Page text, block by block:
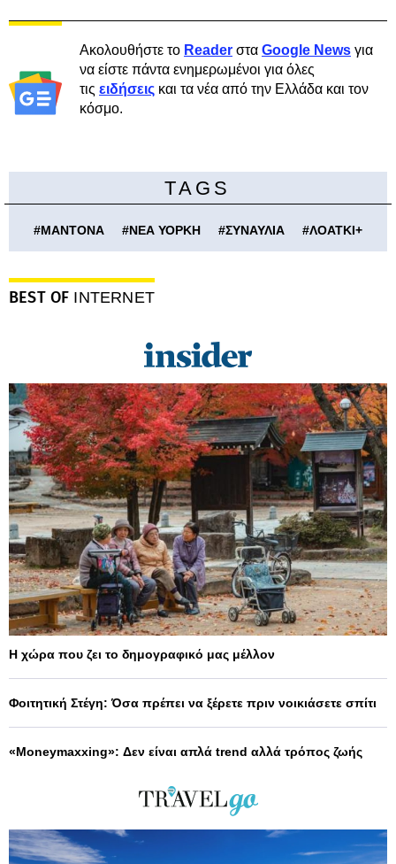
Ακολουθήστε το Reader στα Google News για
να είστε πάντα ενημερωμένοι για όλες
τις ειδήσεις και τα νέα από την Ελλάδα και τον
κόσμο.
TAGS
#ΜΑΝΤΟΝΑ #ΝΕΑ ΥΟΡΚΗ #ΣΥΝΑΥΛΙΑ #ΛΟΑΤΚΙ+
BEST OF INTERNET
Η χώρα που ζει το δημογραφικό μας μέλλον
Φοιτητική Στέγη: Όσα πρέπει να ξέρετε πριν νοικιάσετε σπίτι
«Moneymaxxing»: Δεν είναι απλά trend αλλά τρόπος ζωής